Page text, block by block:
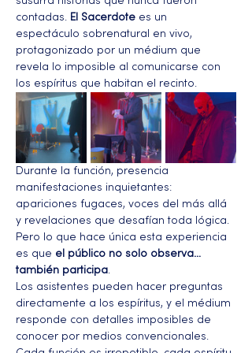
contadas.
El Sacerdote es un
espectáculo sobrenatural en vivo,
protagonizado por un médium que
revela lo imposible al comunicarse con
los espíritus que habitan el recinto.
Durante la función, presencia
manifestaciones inquietantes:
apariciones fugaces, voces del más allá
y revelaciones que desafían toda lógica.
Pero lo que hace única esta experiencia
es que el público no solo observa…
también participa
Los asistentes pueden hacer preguntas
directamente a los espíritus, y el médium
responde con detalles imposibles de
conocer por medios convencionales.